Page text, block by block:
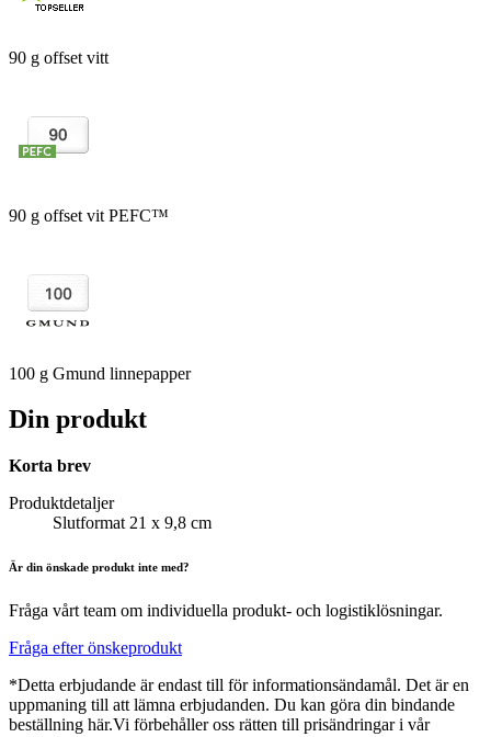
90 g offset vitt
90 g offset vit PEFC™
100 g Gmund linnepapper
Din produkt
Korta brev
Produktdetaljer
Slutformat 21 x 9,8 cm
Är din önskade produkt inte med?
Fråga vårt team om individuella produkt- och logistiklösningar.
Fråga efter önskeprodukt
*Detta erbjudande är endast till för informationsändamål. Det är en
uppmaning till att lämna erbjudanden. Du kan göra din bindande
beställning här.Vi förbehåller oss rätten till prisändringar i vår